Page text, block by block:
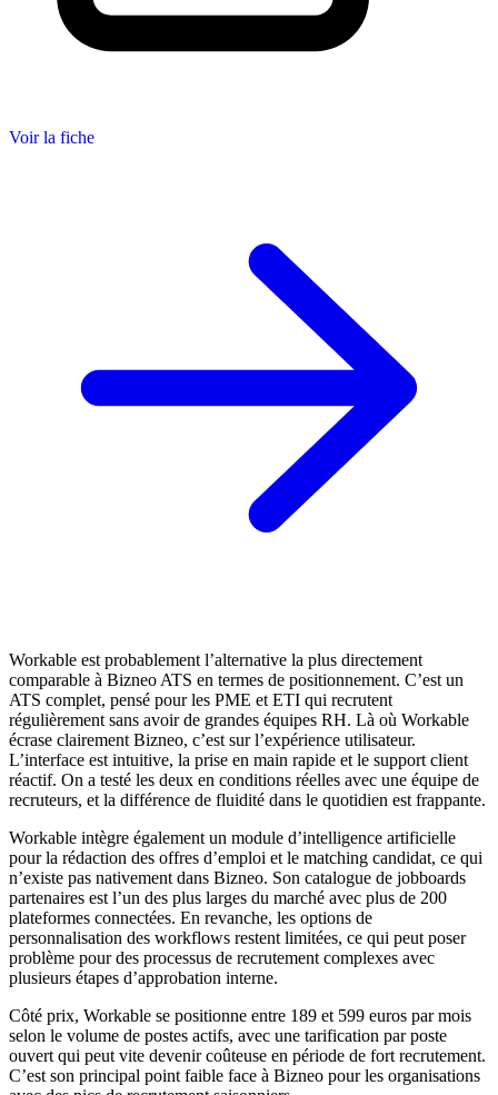
Voir la fiche
Workable est probablement l’alternative la plus directement
comparable à Bizneo ATS en termes de positionnement. C’est un
ATS complet, pensé pour les PME et ETI qui recrutent
régulièrement sans avoir de grandes équipes RH. Là où Workable
écrase clairement Bizneo, c’est sur l’expérience utilisateur.
L’interface est intuitive, la prise en main rapide et le support client
réactif. On a testé les deux en conditions réelles avec une équipe de
recruteurs, et la différence de fluidité dans le quotidien est frappante.
Workable intègre également un module d’intelligence artificielle
pour la rédaction des offres d’emploi et le matching candidat, ce qui
n’existe pas nativement dans Bizneo. Son catalogue de jobboards
partenaires est l’un des plus larges du marché avec plus de 200
plateformes connectées. En revanche, les options de
personnalisation des workflows restent limitées, ce qui peut poser
problème pour des processus de recrutement complexes avec
plusieurs étapes d’approbation interne.
Côté prix, Workable se positionne entre 189 et 599 euros par mois
selon le volume de postes actifs, avec une tarification par poste
ouvert qui peut vite devenir coûteuse en période de fort recrutement.
C’est son principal point faible face à Bizneo pour les organisations